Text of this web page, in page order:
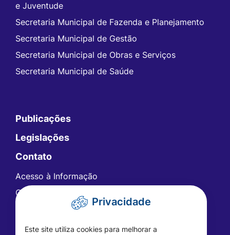
e Juventude
Secretaria Municipal de Fazenda e Planejamento
Secretaria Municipal de Gestão
Secretaria Municipal de Obras e Serviços
Secretaria Municipal de Saúde
Publicações
Legislações
Contato
Acesso à Informação
Ouvidoria
Carta de Serviços
Telefones Úteis
Privacidade
Este site utiliza cookies para melhorar a